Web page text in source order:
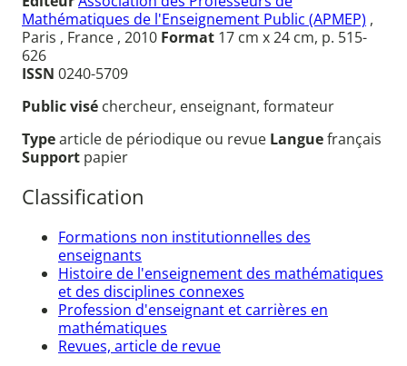
Mathématiques de l'Enseignement Public (APMEP) ,
Paris , France , 2010 Format 17 cm x 24 cm, p. 515-
626
ISSN 0240-5709
Public visé chercheur, enseignant, formateur
Typearticle de périodique ou revue Languefrançais
Support papier
Classification
Formations non institutionnelles des
enseignants
Histoire de l'enseignement des mathématiques
et des disciplines connexes
Profession d'enseignant et carrières en
mathématiques
Revues, article de revue